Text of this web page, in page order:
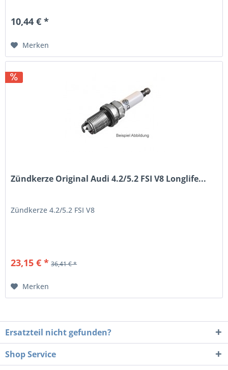
10,44 € *
Merken
Zündkerze Original Audi 4.2/5.2 FSI V8 Longlife...
Zündkerze 4.2/5.2 FSI V8
23,15 € * 36,41 € *
Merken
Ersatzteil nicht gefunden?
Shop Service